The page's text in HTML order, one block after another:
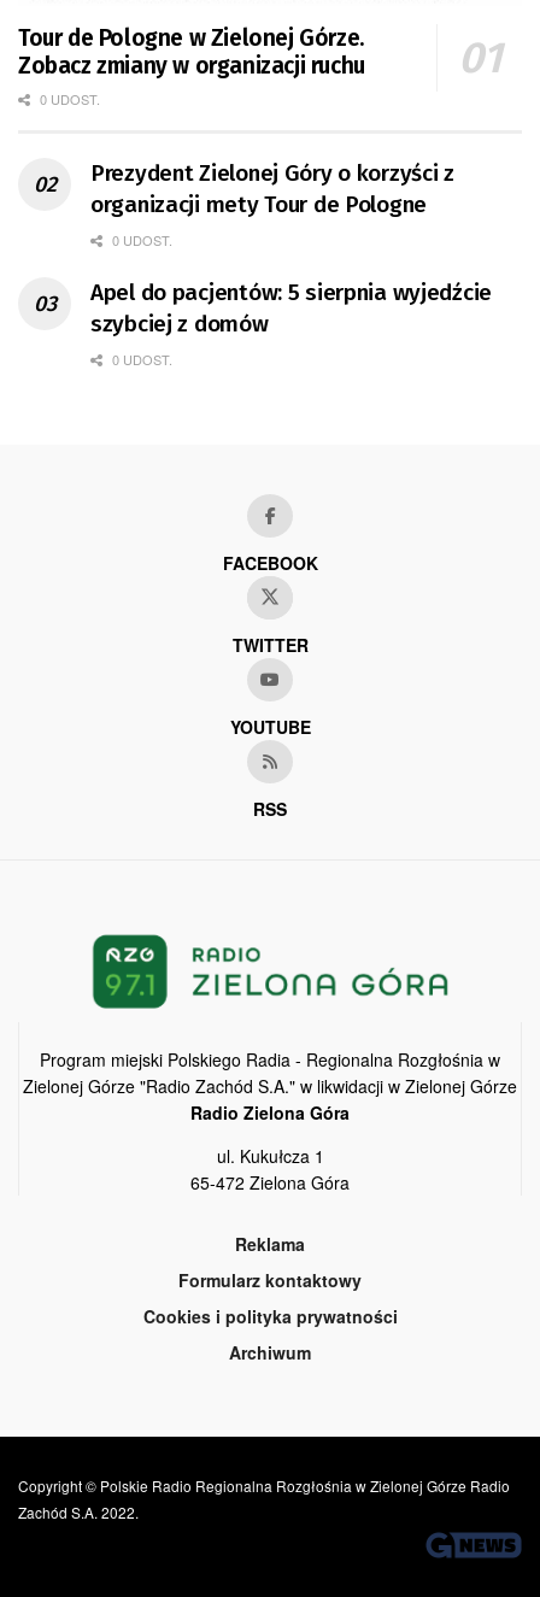
Tour de Pologne w Zielonej Górze.
Zobacz zmiany w organizacji ruchu
0 UDOST.
Prezydent Zielonej Góry o korzyści z
organizacji mety Tour de Pologne
0 UDOST.
Apel do pacjentów: 5 sierpnia wyjedźcie
szybciej z domów
0 UDOST.
FACEBOOK
TWITTER
YOUTUBE
RSS
Program miejski Polskiego Radia - Regionalna Rozgłośnia w
Zielonej Górze "Radio Zachód S.A." w likwidacji w Zielonej Górze
Radio Zielona Góra
ul. Kukułcza 1
65-472 Zielona Góra
Reklama
Formularz kontaktowy
Cookies i polityka prywatności
Archiwum
Copyright © Polskie Radio Regionalna Rozgłośnia w Zielonej Górze Radio
Zachód S.A. 2022.